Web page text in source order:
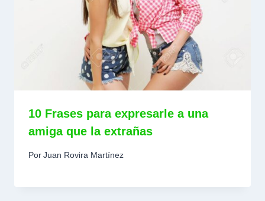
10 Frases para expresarle a una
amiga que la extrañas
PorJuan Rovira Martínez